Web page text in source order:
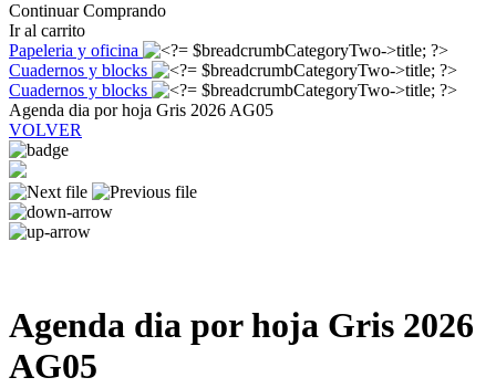
Continuar Comprando
Ir al carrito
Papeleria y oficina
Cuadernos y blocks
Cuadernos y blocks
Agenda dia por hoja Gris 2026 AG05
VOLVER
Agenda dia por hoja Gris 2026
AG05